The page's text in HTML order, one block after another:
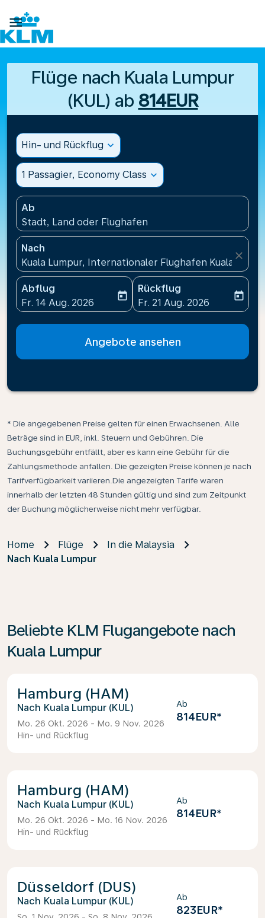

Flüge nach Kuala Lumpur
(KUL) ab 814EUR
Hin- und Rückflug expand_more
1 Passagier, Economy Class expand_more
Ab
Stadt, Land oder Flughafen
Nach
Kuala Lumpur, Internationaler Flughafen Kuala
close
Abflug
fc-booking-departure-date-aria-label
Fr. 14 Aug. 2026
today
Rückflug
fc-booking-return-date-
Fr. 21 Aug. 2026
today
Angebote ansehen
* Die angegebenen Preise gelten für einen Erwachsenen. Alle
Beträge sind in EUR, inkl. Steuern und Gebühren. Die
Buchungsgebühr entfällt, aber es kann eine Gebühr für die
Zahlungsmethode anfallen. Die gezeigten Preise können je nach
Tarifverfügbarkeit variieren.Die angezeigten Tarife waren
innerhalb der letzten 48 Stunden gültig und sind zum Zeitpunkt
der Buchung möglicherweise nicht mehr verfügbar.
Home Flüge
In die Malaysia
Nach Kuala Lumpur
Beliebte KLM Flugangebote nach
Kuala Lumpur
Hamburg (HAM)
Kuala Lumpur (KUL)
Mo. 26 Okt. 2026 - Mo. 9 Nov. 2026
Hin- und Rückflug
Ab
814EUR*
Hamburg (HAM)
Kuala Lumpur (KUL)
Mo. 26 Okt. 2026 - Mo. 16 Nov. 2026
Hin- und Rückflug
Ab
814EUR*
Düsseldorf (DUS)
Kuala Lumpur (KUL) Ab
823EUR*